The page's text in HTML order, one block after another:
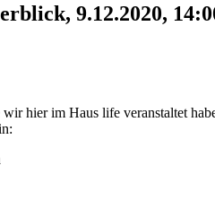
9.12.2020,
hier im Haus life veranstaltet